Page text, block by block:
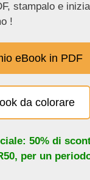
stampalo e
!
eBook in PDF
da colorare
50% di
, per un